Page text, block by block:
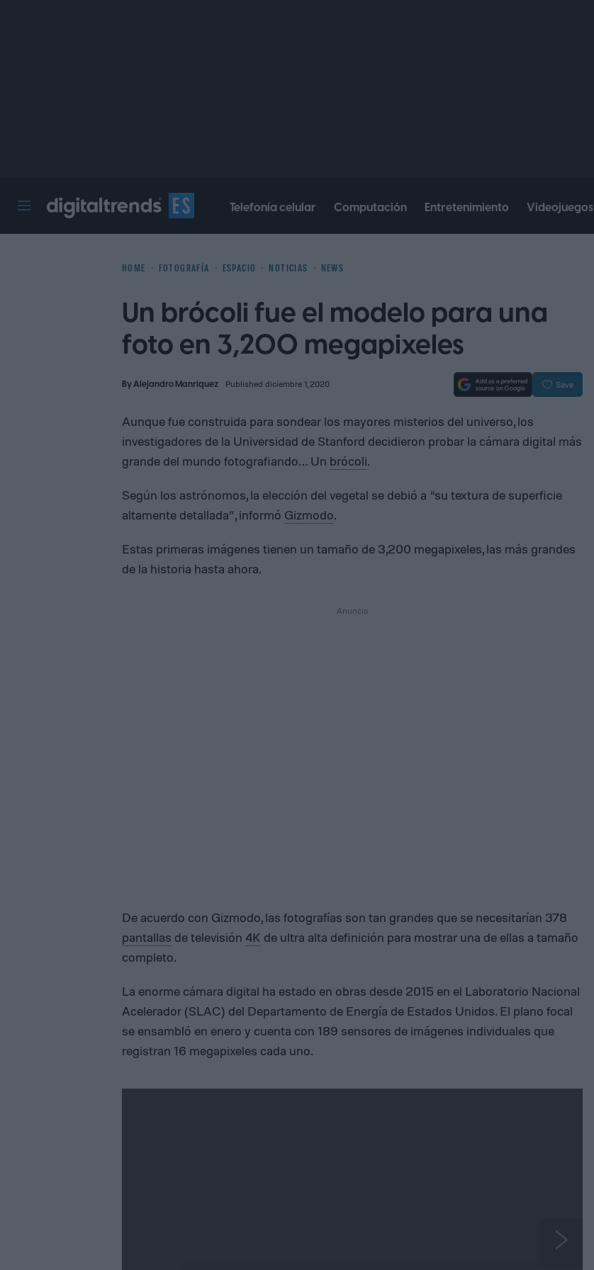
Telefonía celular Computación Entretenimiento Videojuegos
HOME FOTOGRAFÍA ESPACIO NOTICIAS NEWS
Un brócoli fue el modelo para una
foto en 3,200 megapixeles
ByAlejandro Manriquez Published diciembre 1, 2020 Save
Aunque fue construida para sondear los mayores misterios del universo, los
investigadores de la Universidad de Stanford decidieron probar la cámara digital más
grande del mundo fotografiando… Un brócoli.
Según los astrónomos, la elección del vegetal se debió a “su textura de superficie
altamente detallada”, informó Gizmodo.
Estas primeras imágenes tienen un tamaño de 3,200 megapixeles, las más grandes
de la historia hasta ahora.
De acuerdo con Gizmodo, las fotografías son tan grandes que se necesitarían 378
pantallas de televisión 4K de ultra alta definición para mostrar una de ellas a tamaño
completo.
La enorme cámara digital ha estado en obras desde 2015 en el Laboratorio Nacional
Acelerador (SLAC) del Departamento de Energía de Estados Unidos. El plano focal
se ensambló en enero y cuenta con 189 sensores de imágenes individuales que
registran 16 megapixeles cada uno.